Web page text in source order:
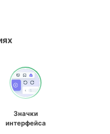
Значки
интерфейса